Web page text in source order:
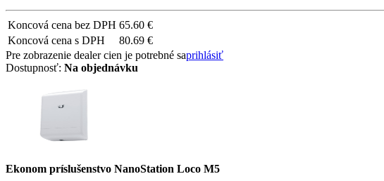
Koncová cena bez DPH 65.60 €
Koncová cena s DPH
80.69 €
Pre zobrazenie dealer cien je potrebné saprihlásiť
Dostupnosť: Na objednávku
Ekonom príslušenstvo NanoStation Loco M5